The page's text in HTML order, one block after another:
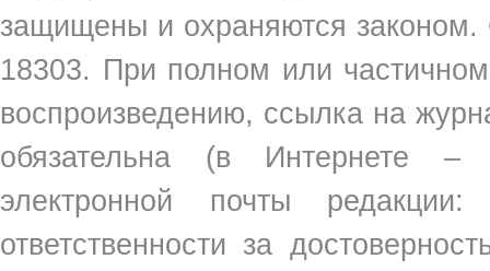
защищены и охраняются
18303. При полном или
воспроизведению, ссылка на
обязательна (в Интернете
электронной почты
ответственности за